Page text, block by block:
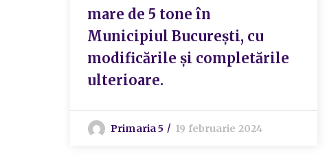
mare de 5 tone în
Municipiul București, cu
modificările și completările
ulterioare.
Primaria 5 19 februarie 2024